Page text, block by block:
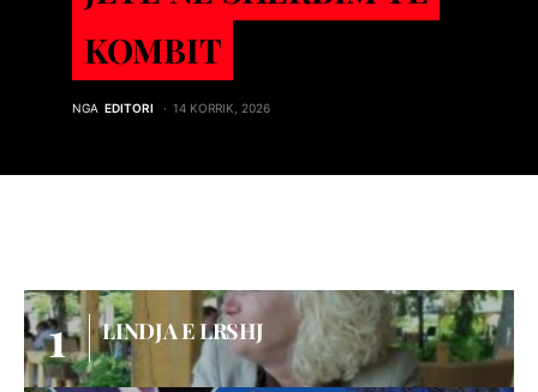
KOMBIT
NGA EDITORI 14 KORRIK, 2026
LINDJA E LRSHJ